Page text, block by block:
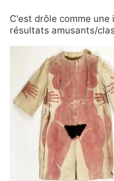
C'est drôle comme
résultats amusants/